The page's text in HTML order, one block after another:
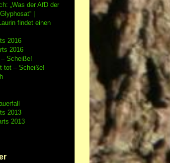
„Was der AfD der
|
findet einen
2016
2016
Scheiße!
tot – Scheiße!
2013
2013